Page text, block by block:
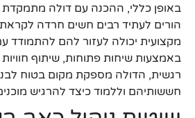
באופן כללי, ההכנה עם דולה
הורים לעתיד רבים חשים חרדה לקראת
מקצועית יכולה לעזור להם להתמודד
באמצעות שיחות פתוחות, שיתוף
רגשית, הדולה מספקת מקום בטוח
חששותיהם וללמוד כיצד להרגיש